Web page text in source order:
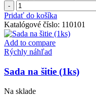
množstvo
Pilník
na
nechty
(1ks)
Pridať do košíka
Katalógové číslo: 110101
Add to compare
Rýchly náhľad
Sada na šitie (1ks)
Na sklade